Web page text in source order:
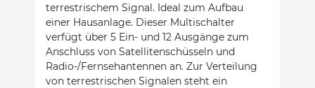
terrestrischem Signal. Ideal zum Aufbau
einer Hausanlage. Dieser Multischalter
verfügt über 5 Ein- und 12 Ausgänge zum
Anschluss von Satellitenschüsseln und
Radio-/Fernsehantennen an. Zur Verteilung
von terrestrischen Signalen steht ein